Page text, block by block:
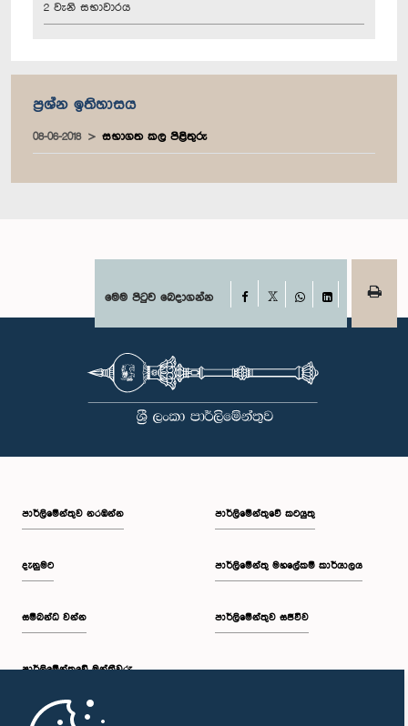
2 වැනි සභාවාරය
ප්‍රශ්න ඉතිහාසය
08-06-2018 සභාගත කල පිළිතුරු
මෙම පිටුව බෙදාගන්න Facebook
WhatsAppLinkedIn
පාර්ලි‌මේන්තුව නරඹන්න
දැනුමට
සම්බන්ධ වන්න
පාර්ලි‌මේන්තුවේ මන්ත්‍රීවරු
මුල් පිටුව
පාර්ලිමේන්තුවේ කටයුතු
පාර්ලිමේන්තු මහලේකම් කාර්යාලය
පාර්ලිමේන්තුව සජීවීව